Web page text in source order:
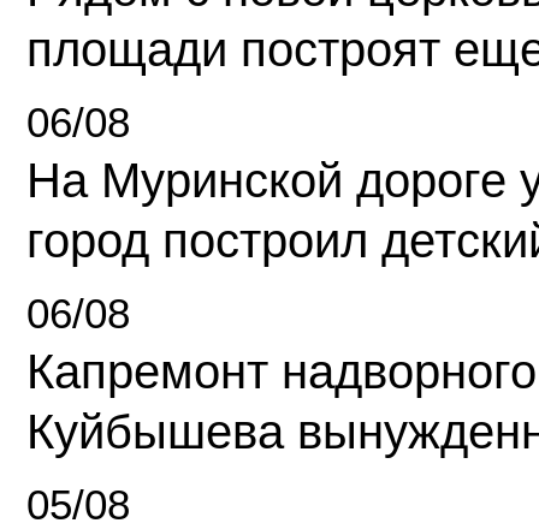
площади построят
06/08
На Муринской дороге
город построил
06/08
Капремонт
Куйбышева
05/08